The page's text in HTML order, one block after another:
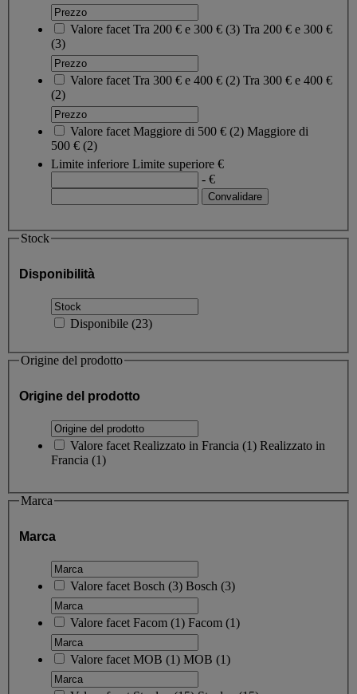
Valore facet Tra 200 € e 300 € (3) Tra 200 € e 300 €
(3)
Valore facet Tra 300 € e 400 € (2) Tra 300 € e 400 €
(2)
Valore facet Maggiore di 500 € (2) Maggiore di
500 € (2)
Limite inferiore Limite superiore €
- €
Stock
Disponibilità
Disponibile (23)
Origine del prodotto
Origine del prodotto
Valore facet Realizzato in Francia (1) Realizzato in
Francia (1)
Marca
Marca
Valore facet Bosch (3) Bosch (3)
Valore facet Facom (1) Facom (1)
Valore facet MOB (1) MOB (1)